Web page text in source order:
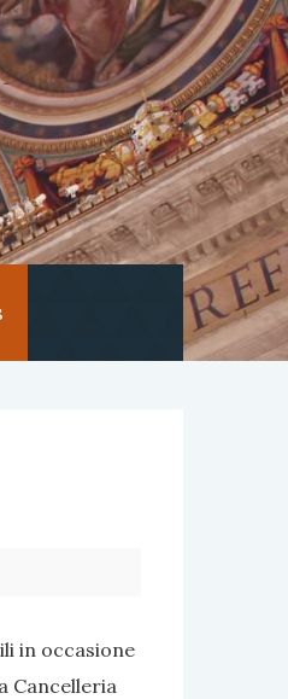
in occasione
Cancelleria